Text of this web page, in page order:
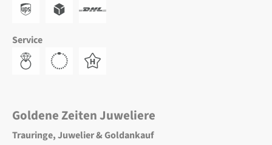
Service
Goldene Zeiten Juweliere
Trauringe, Juwelier & Goldankauf